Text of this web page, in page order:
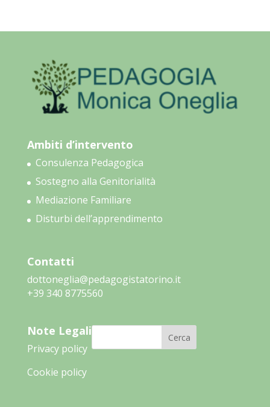
Ambiti d’intervento
Consulenza Pedagogica
Sostegno alla Genitorialità
Mediazione Familiare
Disturbi dell’apprendimento
Contatti
dottoneglia@pedagogistatorino.it
‭+39 340 8775560‬
Note Legali
Privacy policy
Cookie policy
Cerca